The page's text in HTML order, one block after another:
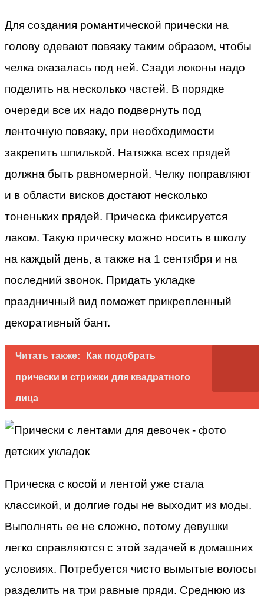
Для создания романтической прически на
голову одевают повязку таким образом, чтобы
челка оказалась под ней. Сзади локоны надо
поделить на несколько частей. В порядке
очереди все их надо подвернуть под
ленточную повязку, при необходимости
закрепить шпилькой. Натяжка всех прядей
должна быть равномерной. Челку поправляют
и в области висков достают несколько
тоненьких прядей. Прическа фиксируется
лаком. Такую прическу можно носить в школу
на каждый день, а также на 1 сентября и на
последний звонок. Придать укладке
праздничный вид поможет прикрепленный
декоративный бант.
Читать также: Как подобрать
прически и стрижки для квадратного
лица
Прическа с косой и лентой уже стала
классикой, и долгие годы не выходит из моды.
Выполнять ее не сложно, потому девушки
легко справляются с этой задачей в домашних
условиях. Потребуется чисто вымытые волосы
разделить на три равные пряди. Среднюю из